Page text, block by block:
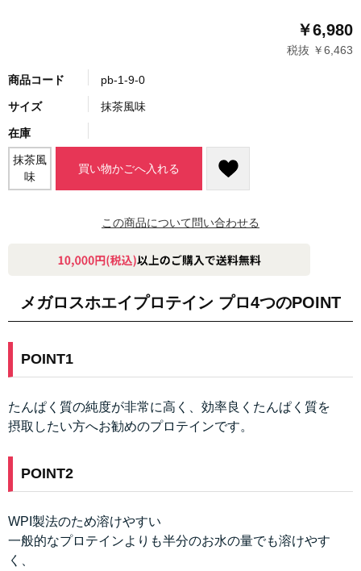
￥6,980
税抜 ￥6,463
商品コード pb-1-9-0
サイズ 抹茶風味
在庫
抹茶風
味
買い物かごへ入れる
この商品について問い合わせる
メガロスホエイプロテイン プロ4つのPOINT
POINT1
たんぱく質の純度が非常に高く、効率良くたんぱく質を
摂取したい方へお勧めのプロテインです。
POINT2
WPI製法のため溶けやすい
一般的なプロテインよりも半分のお水の量でも溶けやす
く、